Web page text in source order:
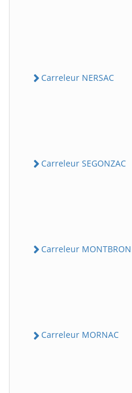
Carreleur NERSAC
Carreleur SEGONZAC
Carreleur MONTBRON
Carreleur MORNAC